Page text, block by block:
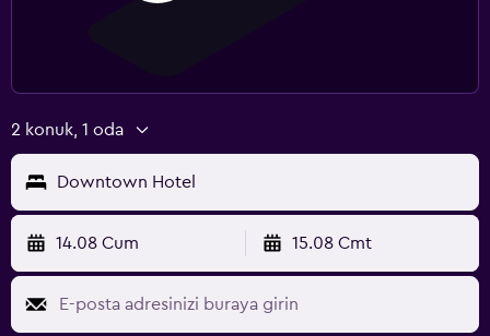
2 konuk, 1 oda
Downtown Hotel
14.08 Cum 15.08 Cmt